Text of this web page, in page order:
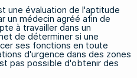
une évaluation de l'aptitude
un médecin agréé afin de
à travailler dans un
de déterminer si une
ses fonctions en toute
d'urgence dans des zones
pas possible d'obtenir des